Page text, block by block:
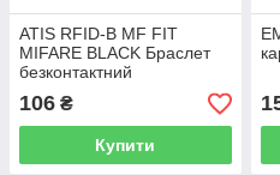
ATIS RFID-B MF FIT
MIFARE BLACK Браслет
безконтактний
106 ₴
Купити